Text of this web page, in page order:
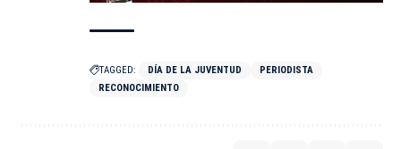
TAGGED: DÍA DE LA JUVENTUD
PERIODISTA
RECONOCIMIENTO